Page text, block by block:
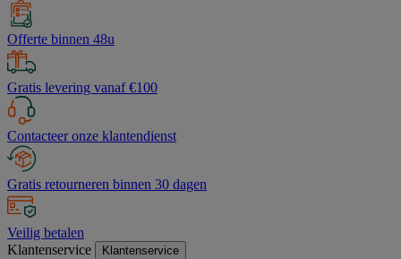
Offerte binnen 48u
Gratis levering vanaf €100
Contacteer onze klantendienst
Gratis retourneren binnen 30 dagen
Veilig betalen
Klantenservice
Klantenservice